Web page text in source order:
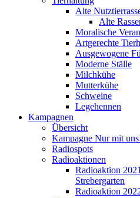
Alte
Alte
Moralische
Artgerechte
Ausgewogene
Moderne Ställe
Milchkühe
Mutterkühe
Schweine
Legehennen
Kampagnen
Übersicht
Kampagne Nur mit
Radiospots
Radioaktionen
Radioaktion
Strebergarten
Radioaktion